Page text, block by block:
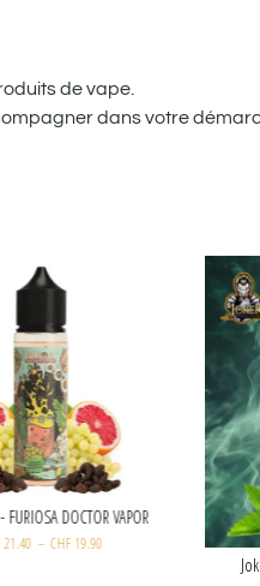
de vape.
dans votre
PARA 50ML - FURIOSA DOCTOR VAPOR
19.90
CHF